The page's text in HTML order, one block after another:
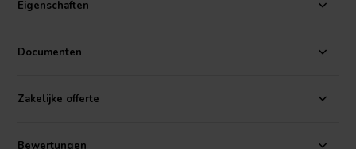
können. Der Kunststoffkorb und die Mylar-Membran machen ihn
Geräteinstallationen erfordern.
und einem durchschnittlichen Schalldruckpegel von 86 dB bei 1 W/1
Eigenschaften
Documenten
Zakelijke offerte
Bewertungen